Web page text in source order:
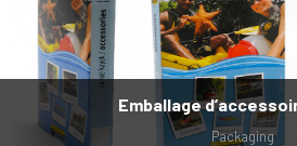
Emballage
Packaging